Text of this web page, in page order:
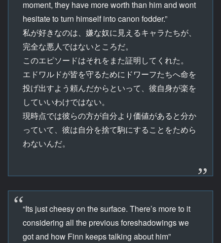
moment, they have more worth than him and wont
hesitate to turn himself into canon fodder.”
私が好きなのは、嫌な奴に見えるキャラたちが、
完全な悪人ではないところだ。
このエピソードはそれをまた証明してくれた。
エドワルドが皆を守るためにドワーフたちへ命を
投げ出すよう頼んだからといって、彼自身が楽を
していいわけではない。
現時点では彼らの方が自分より価値があると分か
っていて、彼は自分を捨て駒にすることをためら
わないんだ。
“Its just cheesy on the surface. There’s more to it
considering all the previous foreshadowings we
got and how Finn keeps talking about him”